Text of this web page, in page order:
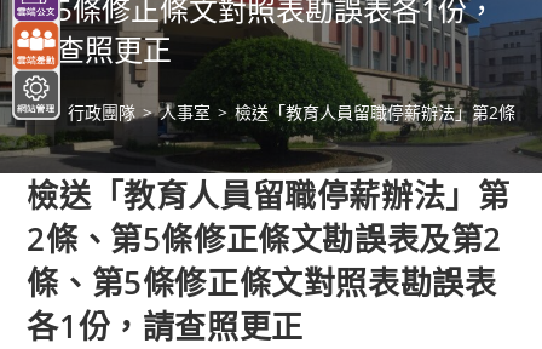
第5條修正條文對照表勘誤表各1份，
請查照更正
> 行政團隊 > 人事室 > 檢送「教育人員留職停薪辦法」第2條
檢送「教育人員留職停薪辦法」第
2條、第5條修正條文勘誤表及第2
條、第5條修正條文對照表勘誤表
各1份，請查照更正